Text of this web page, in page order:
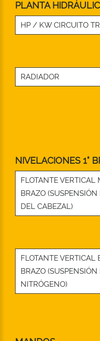
PLANTA
HP / KW CIRCUITO
RADIADOR
NIVELACIONES 1°
FLOTANTE
BRAZO
DEL CABEZAL)
FLOTANTE VERTICAL
BRAZO
NITRÓGENO)